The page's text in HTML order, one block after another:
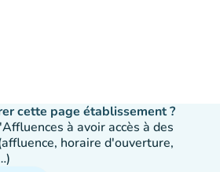
cette page établissement ?
à avoir accès à des
horaire d'ouverture,